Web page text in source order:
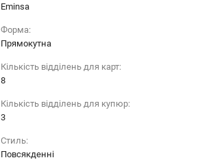
Eminsa
Форма:
Прямокутна
Кількість відділень для карт:
8
Кількість відділень для купюр:
3
Стиль:
Повсякденні